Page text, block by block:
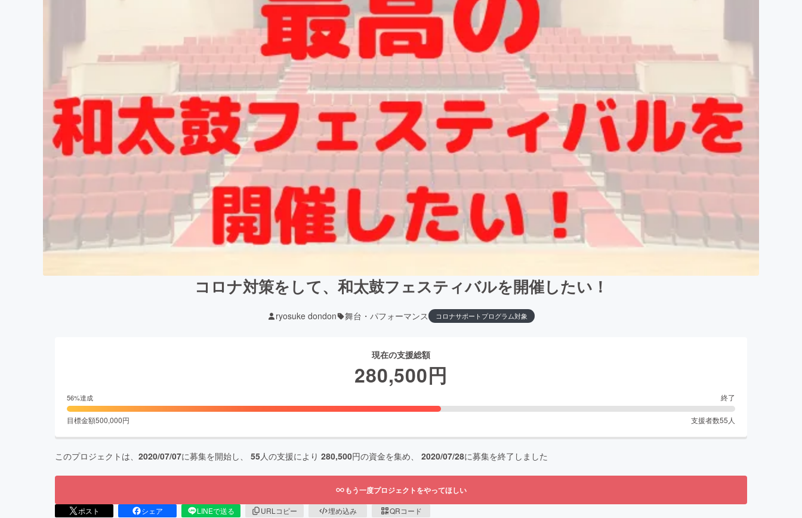
コロナ対策をして、和太鼓フェスティバルを開催したい！
ryosuke dondon 舞台・パフォーマンス コロナサポートプログラム対象
現在の支援総額
280,500円
56%達成 終了
目標金額500,000円 支援者数55 人
このプロジェクトは、 2020/07/07に募集を開始し、 55人の支援により 280,500円の資金を集め、 2020/07/28に募集を終了しました
もう一度プロジェクトをやってほしい
ポスト シェア LINEで送る URLコピー 埋め込み QRコード